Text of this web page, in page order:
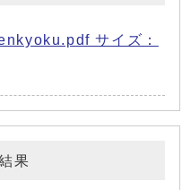
サイズ：
果